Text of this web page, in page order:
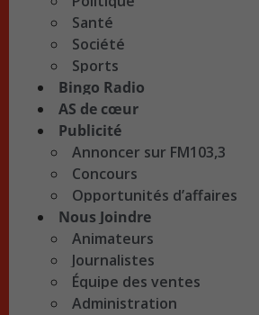
Santé
Société
Sports
Bingo Radio
AS de cœur
Publicité
Annoncer sur FM103,3
Concours
Opportunités d’affaires
Nous Joindre
Animateurs
Journalistes
Équipe des ventes
Administration